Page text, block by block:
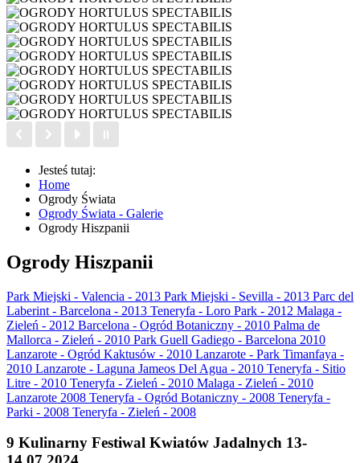
Jesteś tutaj:
Home
Ogrody Świata
Ogrody Świata - Galerie
Ogrody Hiszpanii
Ogrody Hiszpanii
Park Miejski - Valencia - 2013 Park Miejski - Sevilla - 2013 Parc del
Laberint - Barcelona - 2013 Teneryfa - Loro Park - 2012 Malaga -
Zieleń - 2012 Barcelona - Ogród Botaniczny - 2010 Palma de
Mallorca - Zieleń - 2010 Park Guell Gadiego - Barcelona 2010
Lanzarote - Ogród Kaktusów - 2010 Lanzarote - Park Timanfaya -
2010 Lanzarote - Laguna Jameos Del Agua - 2010 Teneryfa - Sitio
Litre - 2010 Teneryfa - Zieleń - 2010 Malaga - Zieleń - 2010
Lanzarote 2008 Teneryfa - Ogród Botaniczny - 2008 Teneryfa -
Parki - 2008 Teneryfa - Zieleń - 2008
9 Kulinarny Festiwal Kwiatów Jadalnych 13-